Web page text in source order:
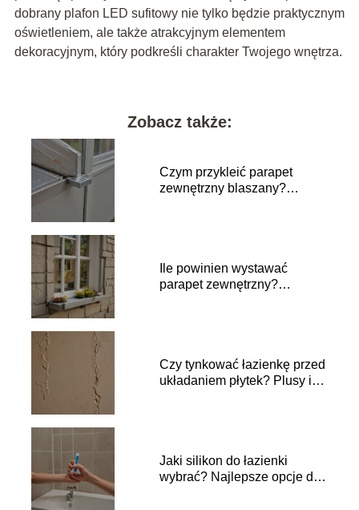
dobrany plafon LED sufitowy nie tylko będzie praktycznym
oświetleniem, ale także atrakcyjnym elementem
dekoracyjnym, który podkreśli charakter Twojego wnętrza.
Zobacz także:
Czym przykleić parapet
zewnętrzny blaszany?
Ile powinien wystawać
parapet zewnętrzny?
Czy tynkować łazienkę przed
układaniem płytek? Plusy i
Jaki silikon do łazienki
wybrać? Najlepsze opcje do